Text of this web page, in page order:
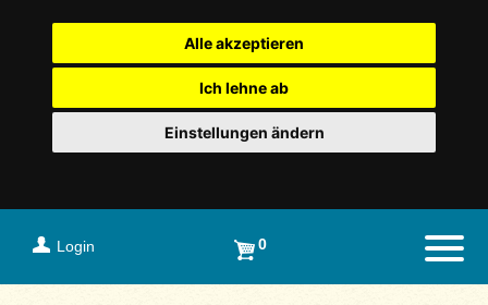
Alle akzeptieren
Ich lehne ab
Einstellungen ändern
Login 0